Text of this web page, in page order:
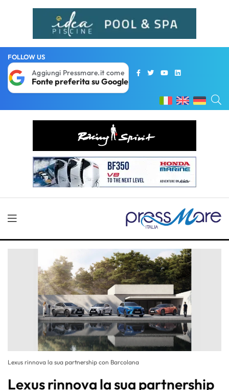
FOLLOW US
Aggiungi Pressmare.it come
Fonte preferita su Google
Lexus rinnova la sua partnership con Barcolana
Lexus rinnova la sua partnership